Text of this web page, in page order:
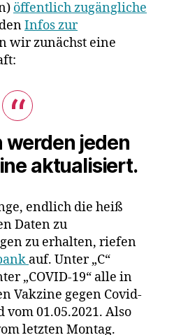
öffentlich zugängliche
Infos zur
wir zunächst eine
werden jeden
aktualisiert.
endlich die heiß
Daten zu
zu erhalten, riefen
auf. Unter „C“
„COVID-19“ alle in
Vakzine gegen Covid-
vom 01.05.2021. Also
letzten Montag.